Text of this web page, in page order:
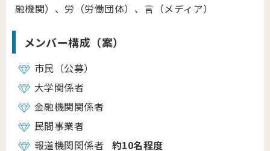
融機関）、労（労働団体）、言（メディア）
メンバー構成（案）
市民（公募）
大学関係者
金融機関関係者
民間事業者
報道機関関係者 約10名程度